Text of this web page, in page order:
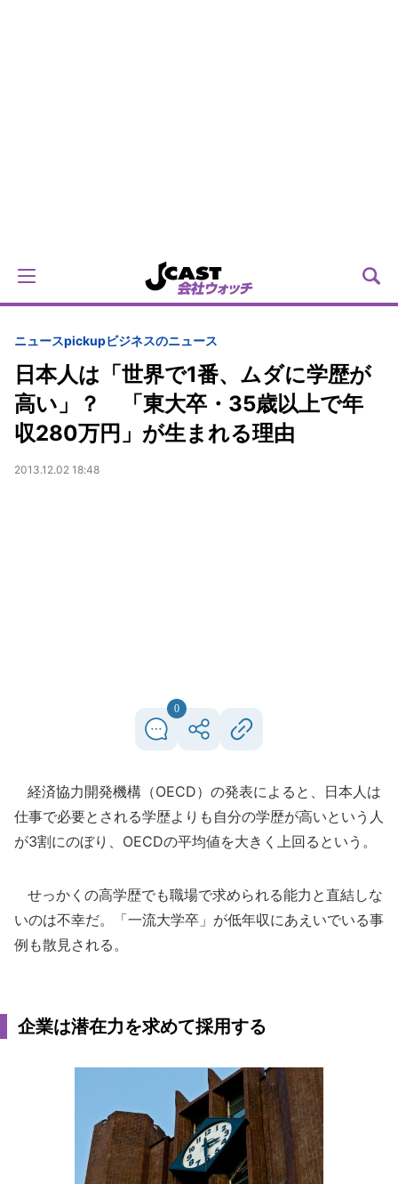
ニュースpickupビジネスのニュース
日本人は「世界で1番、ムダに学歴が
高い」？ 「東大卒・35歳以上で年
収280万円」が生まれる理由
2013.12.02 18:48
0
経済協力開発機構（OECD）の発表によると、日本人は
仕事で必要とされる学歴よりも自分の学歴が高いという人
が3割にのぼり、OECDの平均値を大きく上回るという。
せっかくの高学歴でも職場で求められる能力と直結しな
いのは不幸だ。「一流大学卒」が低年収にあえいでいる事
例も散見される。
企業は潜在力を求めて採用する